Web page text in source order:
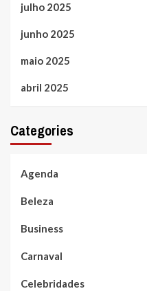
julho 2025
junho 2025
maio 2025
abril 2025
Categories
Agenda
Beleza
Business
Carnaval
Celebridades